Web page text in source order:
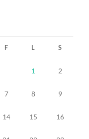
F L S
1 2
7 8 9
14 15 16